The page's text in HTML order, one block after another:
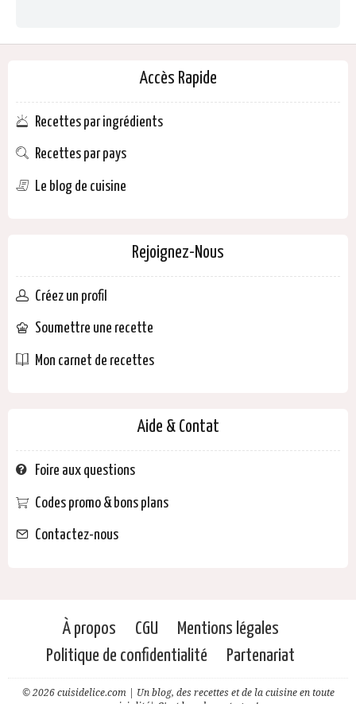
Accès Rapide
Recettes par ingrédients
Recettes par pays
Le blog de cuisine
Rejoignez-Nous
Créez un profil
Soumettre une recette
Mon carnet de recettes
Aide & Contat
Foire aux questions
Codes promo & bons plans
Contactez-nous
À propos CGU
Mentions légales
Politique de confidentialité
Partenariat
© 2026 cuisidelice.com | Un blog, des recettes et de la cuisine en toute